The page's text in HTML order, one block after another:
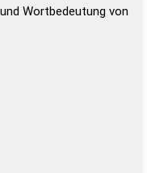
Wortbedeutung von